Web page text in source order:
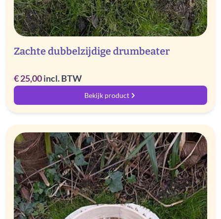
Zachte dubbelzijdige drumbeater
€25,00incl. BTW
Bekijk product